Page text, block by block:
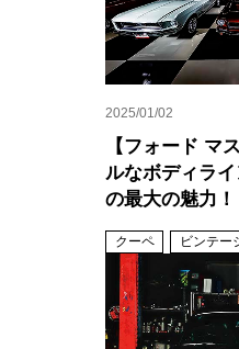
2025/01/02
【フォード マ
ルなボディラ
の最大の魅力！
クーペ ビンテー